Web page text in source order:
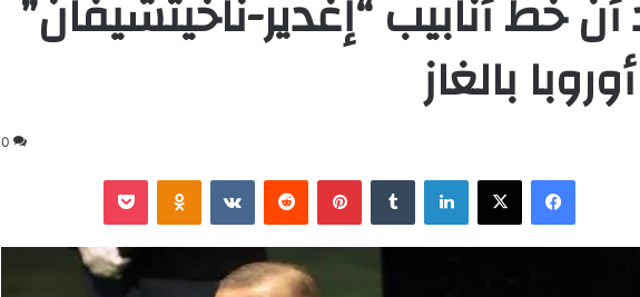
خط أنابيب “إغدير-ناخيتشيفان”
بالغاز
0
فيسبوك ‫X لينكدإن ‏Tumblr بينتيريست ‏Reddit
‏VKontakte
Odnoklassniki
‫Pocket